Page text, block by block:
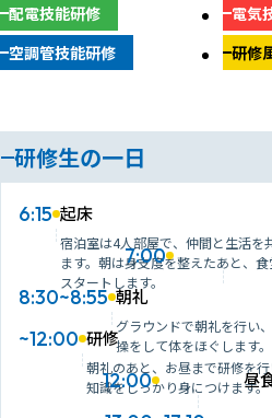
体を動かすのが好き
自分の手でモノを作り
技能現業職のある日の
9:00 朝礼･現場作
13:00 昼
17:00 後片
17:20
朝礼･
11:00 お客様･建築
14:00 メー
15:00 工程
17:20
配電技能研修
電気
空調管技能研修
研修
研修生の一日
6:15 起床
宿泊室は4人部屋で、仲間と生活を
ます。朝は身支度を整えたあと、
スタートします。
7:00
8:30~8:55 朝礼
グラウンドで朝礼を行い
操をして体をほぐします。
~12:00 研修
朝礼のあと、お昼まで研修を
知識をしっかり身につけます。
12:00 昼